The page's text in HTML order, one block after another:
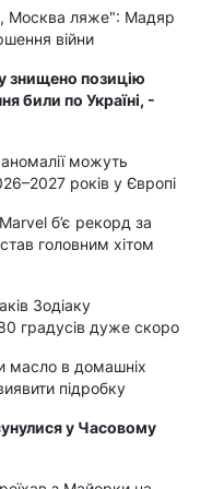
Москва ляже": Мадяр
війни
знищено позицію
били по Україні, -
аномалії можуть
років у Європі
б’є рекорд за
головним хітом
Зодіаку
градусів дуже скоро
масло в домашніх
підробку
у Часовому